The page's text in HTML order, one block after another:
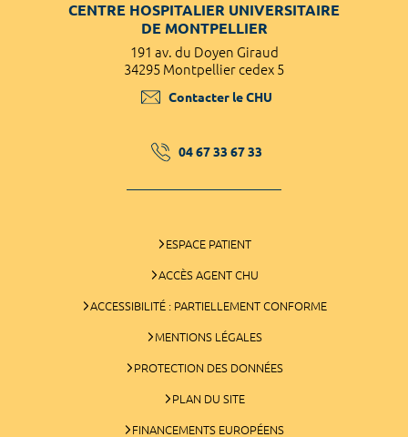
CENTRE HOSPITALIER UNIVERSITAIRE
DE MONTPELLIER
191 av. du Doyen Giraud
34295 Montpellier cedex 5
Contacter le CHU
04 67 33 67 33
ESPACE PATIENT
ACCÈS AGENT CHU
ACCESSIBILITÉ : PARTIELLEMENT CONFORME
MENTIONS LÉGALES
PROTECTION DES DONNÉES
PLAN DU SITE
FINANCEMENTS EUROPÉENS